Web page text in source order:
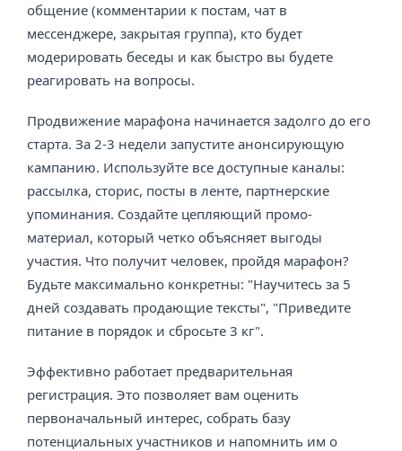
общение (комментарии к постам, чат в
мессенджере, закрытая группа), кто будет
модерировать беседы и как быстро вы будете
реагировать на вопросы.
Продвижение марафона начинается задолго до его
старта. За 2-3 недели запустите анонсирующую
кампанию. Используйте все доступные каналы:
рассылка, сторис, посты в ленте, партнерские
упоминания. Создайте цепляющий промо-
материал, который четко объясняет выгоды
участия. Что получит человек, пройдя марафон?
Будьте максимально конкретны: "Научитесь за 5
дней создавать продающие тексты", "Приведите
питание в порядок и сбросьте 3 кг".
Эффективно работает предварительная
регистрация. Это позволяет вам оценить
первоначальный интерес, собрать базу
потенциальных участников и напомнить им о